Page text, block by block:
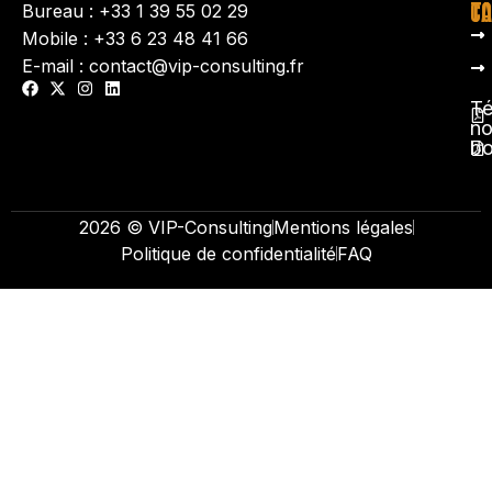
Bureau : +33 1 39 55 02 29
Mobile : +33 6 23 48 41 66
E-mail : contact@vip-consulting.fr
2026 © VIP-ConsultingMentions légales
Politique de confidentialitéFAQ